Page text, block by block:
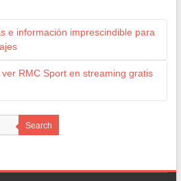
e información imprescindible para
RMC Sport en streaming gratis
Search